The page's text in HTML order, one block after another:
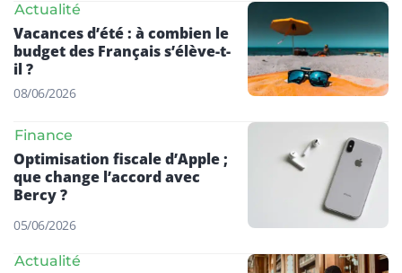
Actualité
Vacances d’été : à combien le
budget des Français s’élève-t-
il ?
08/06/2026
Finance
Optimisation fiscale d’Apple ;
que change l’accord avec
Bercy ?
05/06/2026
Actualité